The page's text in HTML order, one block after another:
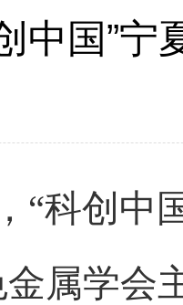
中国”
创中国
属学会